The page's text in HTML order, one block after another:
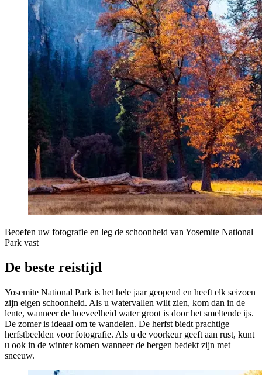
Beoefen uw fotografie en leg de schoonheid van Yosemite National
Park vast
De beste reistijd
Yosemite National Park is het hele jaar geopend en heeft elk seizoen
zijn eigen schoonheid. Als u watervallen wilt zien, kom dan in de
lente, wanneer de hoeveelheid water groot is door het smeltende ijs.
De zomer is ideaal om te wandelen. De herfst biedt prachtige
herfstbeelden voor fotografie. Als u de voorkeur geeft aan rust, kunt
u ook in de winter komen wanneer de bergen bedekt zijn met
sneeuw.